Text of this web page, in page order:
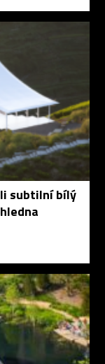
subtilní bílý